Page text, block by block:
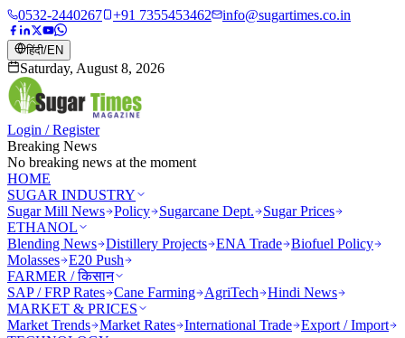
0532-2440267 +91 7355453462 info@sugartimes.co.in
हिंदी/EN
Saturday, August 8, 2026
Login / Register
Breaking News
No breaking news at the moment
HOME
SUGAR INDUSTRY
Sugar Mill News Policy Sugarcane Dept.
Sugar Prices
ETHANOL
Blending News Distillery Projects ENA Trade Biofuel Policy
Molasses E20 Push
FARMER / किसान
SAP / FRP Rates Cane Farming AgriTech
Hindi News
MARKET & PRICES
Market Trends Market Rates International Trade Export / Import